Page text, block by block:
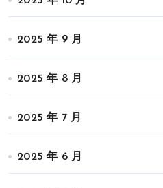
2025 年 9 月
2025 年 8 月
2025 年 7 月
2025 年 6 月